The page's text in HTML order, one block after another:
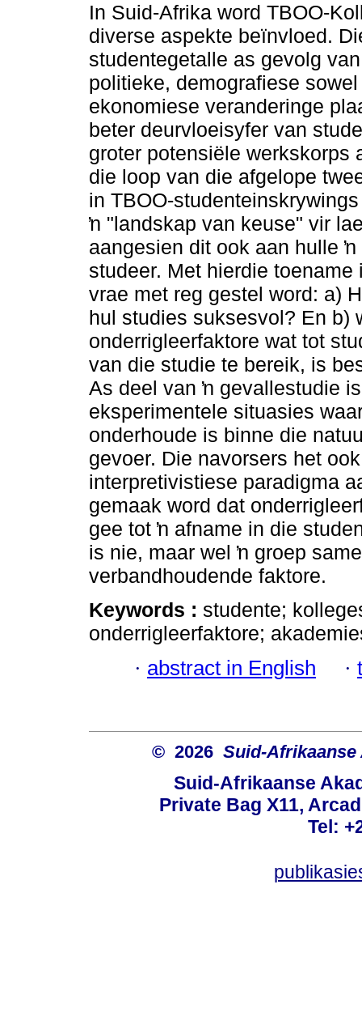
In Suid-Afrika word TBOO-
diverse aspekte beïnvloed.
studentegetalle as gevolg
politieke, demografiese
ekonomiese veranderinge
beter deurvloeisyfer van
groter potensiële werkskorps
die loop van die afgelope
in TBOO-
ŉ "landskap van keuse" vir
aangesien dit ook aan hulle
studeer. Met hierdie
vrae met reg gestel word: a)
hul studies suksesvol? En b)
onderrigleerfaktore wat tot
van die studie te bereik, is
As deel van ŉ gevallestudie
eksperimentele situasies
onderhoude is binne die
gevoer. Die navorsers het
interpretivistiese paradigma
gemaak word dat
gee tot ŉ afname in die
is nie, maar wel ŉ groep
verbandhoudende faktore.
Keywords : studente;
onderrigleerfaktore;
· abstract in English ·
© 2026 Suid-Afrikaanse
Suid-Afrikaanse
Private Bag X11,
Tel: